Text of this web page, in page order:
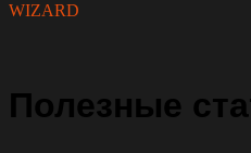
WIZARD
Полезные